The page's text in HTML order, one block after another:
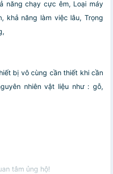
năng chạy cực êm, Loại máy
khả năng làm việc lâu, Trọng
bị vô cùng cần thiết khi cần
nhiên vật liệu như : gỗ,
tâm ủng hộ!